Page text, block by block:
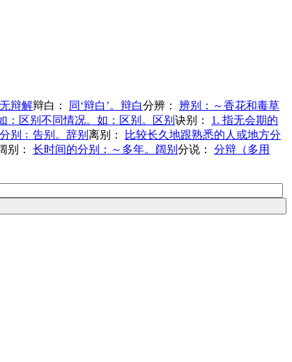
辩解辩白： 同‘辩白’。辩白分辨：
辨别：～香花和毒草
：区别不同情况。如：区别。区别 诀别：
1. 指无会期的
别﹔告别。辞别 离别：
比较长久地跟熟悉的人或地方分
别： 长时间的分别：～多年。阔别 分说：
分辩（多用